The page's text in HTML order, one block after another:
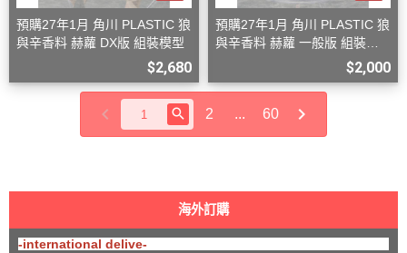
預購27年1月 角川 PLASTIC 狼
與辛香料 赫蘿 DX版 組裝模型
$2,680
預購27年1月 角川 PLASTIC 狼
與辛香料 赫蘿 一般版 組裝模
$2,000
2 ... 60
海外訂購
-international delive-